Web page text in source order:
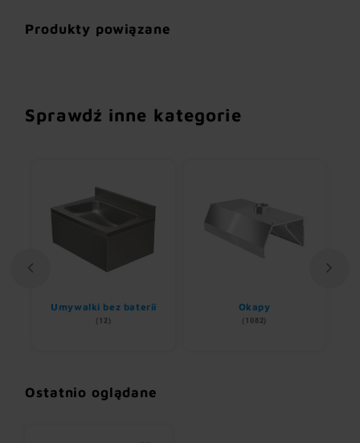
Produkty powiązane
Sprawdź inne kategorie
Umywalki bez baterii
(12)
Okapy
(1082)
Ostatnio oglądane